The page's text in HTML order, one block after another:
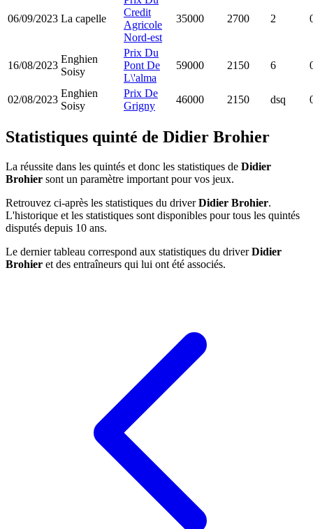
06/09/2023 La capelle
Credit
Agricole
Nord-est
35000 2700 2
16/08/2023
Enghien
Soisy
Prix Du
Pont De
L\'alma
59000 2150 6
02/08/2023
Enghien
Soisy
Prix De
Grigny
46000 2150 dsq
Statistiques quinté de Didier Brohier
La réussite dans les quintés et donc les statistiques de Didier
Brohier sont un paramètre important pour vos jeux.
Retrouvez ci-après les statistiques du driverDidier Brohier.
L'historique et les statistiques sont disponibles pour tous les quintés
disputés depuis 10 ans.
Le dernier tableau correspond aux statistiques du driverDidier
Brohier et des entraîneurs qui lui ont été associés.